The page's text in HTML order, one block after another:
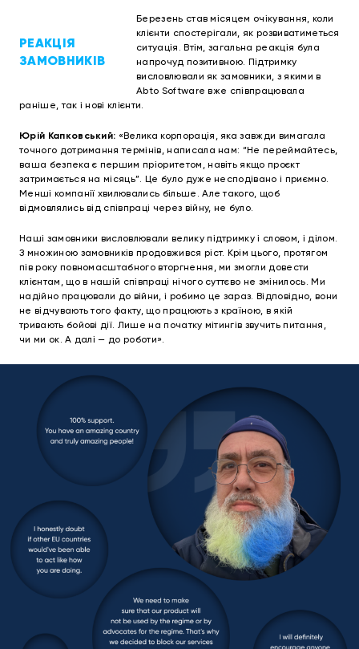
РЕАКЦІЯ
ЗАМОВНИКІВ
Березень став місяцем очікування, коли
клієнти спостерігали, як розвиватиметься
ситуація. Втім, загальна реакція була
напрочуд позитивною. Підтримку
висловлювали як замовники, з якими в
Abto Software вже співпрацювала
раніше, так і нові клієнти.
Юрій Капковський: «Велика корпорація, яка завжди вимагала
точного дотримання термінів, написала нам: “Не переймайтесь,
ваша безпека є першим пріоритетом, навіть якщо проєкт
затримається на місяць”. Це було дуже несподівано і приємно.
Менші компанії хвилювались більше. Але такого, щоб
відмовлялись від співпраці через війну, не було.
Наші замовники висловлювали велику підтримку і словом, і ділом.
З множиною замовників продовжився ріст. Крім цього, протягом
пів року повномасштабного вторгнення, ми змогли довести
клієнтам, що в нашій співпраці нічого суттєво не змінилось. Ми
надійно працювали до війни, і робимо це зараз. Відповідно, вони
не відчувають того факту, що працюють з країною, в якій
тривають бойові дії. Лише на початку мітингів звучить питання,
чи ми ок. А далі — до роботи».